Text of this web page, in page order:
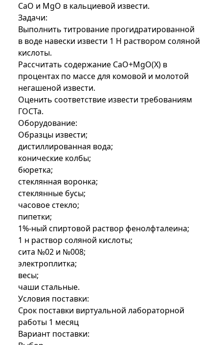
СаО и МgО в кальциевой извести.
Задачи:
Выполнить титрование прогидратированной
в воде навески извести 1 Н раствором соляной
кислоты.
Рассчитать содержание СаО+МgО(X) в
процентах по массе для комовой и молотой
негашеной извести.
Оценить соответствие извести требованиям
ГОСТа.
Оборудование:
Образцы извести;
дистиллированная вода;
конические колбы;
бюретка;
стеклянная воронка;
стеклянные бусы;
часовое стекло;
пипетки;
1%-ный спиртовой раствор фенолфталеина;
1 н раствор соляной кислоты;
сита №02 и №008;
электроплитка;
весы;
чаши стальные.
Условия поставки:
Срок поставки виртуальной лабораторной
работы 1 месяц
Вариант поставки: